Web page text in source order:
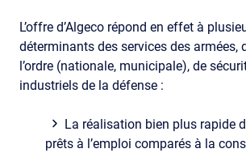
L’offre d’Algeco répond en effet à
déterminants des services des armées,
l’ordre (nationale, municipale), de
industriels de la défense :
La réalisation bien plus rapide
prêts à l’emploi comparés à la